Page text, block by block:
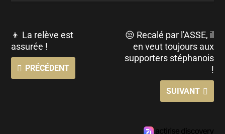
👦 La relève est
assurée !
PRÉCÉDENT
😒 Recalé par l'ASSE, il
en veut toujours aux
supporters stéphanois
!
SUIVANT